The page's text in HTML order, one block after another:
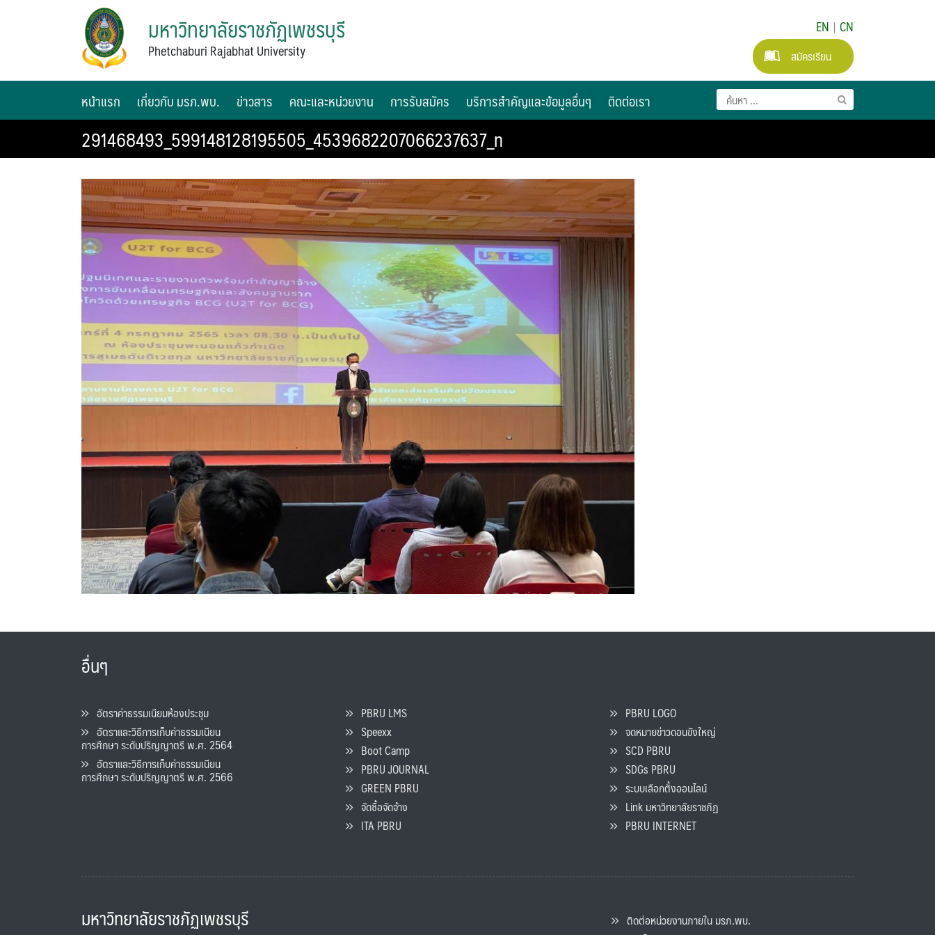
มหาวิทยาลัยราชภัฏเพชรบุรี
Phetchaburi Rajabhat University
EN | CN
สมัครเรียน
หน้าแรก เกี่ยวกับ มรภ.พบ. ข่าวสาร คณะและหน่วยงาน การรับสมัคร บริการสำคัญและข้อมูลอื่นๆ ติดต่อเรา
291468493_599148128195505_4539682207066237637_n
อื่นๆ
อัตราค่าธรรมเนียมห้องประชุม
อัตราและวิธีการเก็บค่าธรรมเนียน
การศึกษา ระดับปริญญาตรี พ.ศ. 2564
อัตราและวิธีการเก็บค่าธรรมเนียน
การศึกษา ระดับปริญญาตรี พ.ศ. 2566
PBRU LMS
Speexx
Boot Camp
PBRU JOURNAL
GREEN PBRU
จัดซื้อจัดจ้าง
ITA PBRU
PBRU LOGO
จดหมายข่าวดอนขังใหญ่
SCD PBRU
SDGs PBRU
ระบบเลือกตั้งออนไลน์
Link มหาวิทยาลัยราชภัฏ
PBRU INTERNET
มหาวิทยาลัยราชภัฏเพชรบุรี
ติดต่อหน่วยงานภายใน มรภ.พบ.